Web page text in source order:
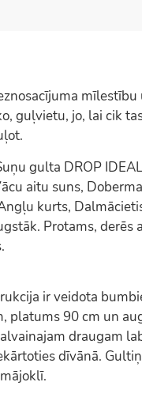
guļvietu, jo, lai cik
gulta DROP
aitu suns,
kurts,
Protams,
ir veidota
platums 90 cm un
draugam
dīvānā.